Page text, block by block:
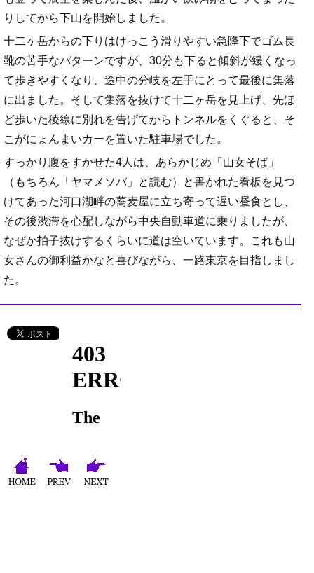
りしてから下山を開始しました。
十二ヶ岳からの下りはけっこう滑りやすい急降下でゴム長
靴の苦手なパターンですが、30分も下ると傾斜が緩くなっ
て歩きやすくなり、途中の分岐を左手にとって最後に集落
に出ました。そして集落を抜けて十二ヶ岳を見上げ、先ほ
ど歩いた稜線に別れを告げてからトンネルをくぐると、そ
こがにょんまいカーを置いた駐車場でした。
すっかり腹をすかせた4人は、あらかじめ「山女そば」
（もちろん「ヤマメソバ」と読む）と書かれた看板を見つ
けてあった河口湖畔の蕎麦屋に立ち寄って遅い昼食とし、
その後渋滞を心配しながら中央自動車道に乗りましたが、
なぜか拍子抜けするくらいに道は空いています。これも山
女さんの御利益かなと喜びながら、一路東京を目指しまし
た。